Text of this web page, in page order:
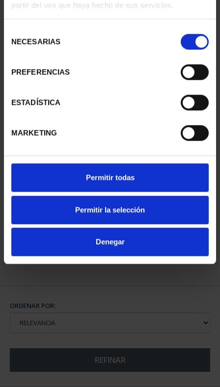
partir del uso que haya hecho de sus servicios.
NECESARIAS
PREFERENCIAS
ESTADÍSTICA
MARKETING
Permitir todas
Permitir la selección
Denegar
SUSCRIPCIÓN
CAPITALES DE
949,00 €
registrados
SUSCRIPCIÓN
CAPITALES DE
949,00 €
registrados
CAPITALES DE
COMPLET...
3.796,00 €
ORDENAR POR:
REFINAR